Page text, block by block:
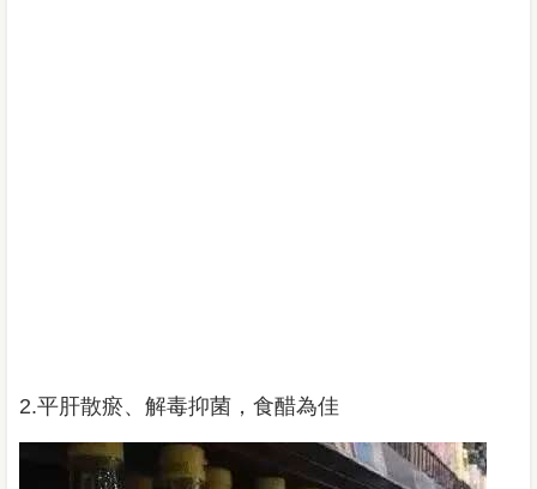
2.平肝散瘀、解毒抑菌，食醋為佳